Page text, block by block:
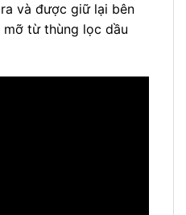
và được giữ lại bên
từ thùng lọc dầu